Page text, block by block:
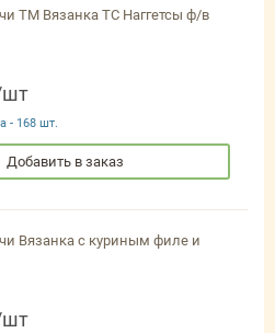
ТМ Вязанка ТС Наггетсы ф/в
шт
- 168 шт.
Добавить в заказ
Вязанка с куриным филе и
шт